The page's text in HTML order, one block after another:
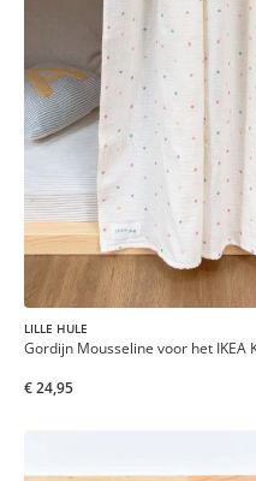
LILLE HULE
Gordijn Mousseline voor het IKEA
€ 24,95